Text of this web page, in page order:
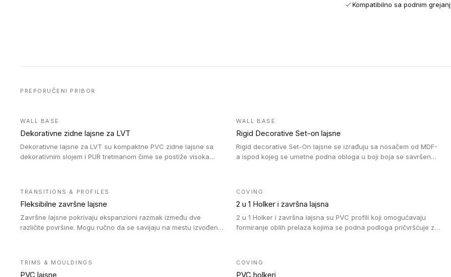
Kompatibilno sa podnim
PREPORUČENI PRIBOR
WALL BASE
Dekorativne zidne lajsne za LVT
Dekorativne lajsne za LVT su kompaktne PVC zidne lajsne sa
dekorativnim slojem i PUR tretmanom čime se postiže visoka
WALL BASE
Rigid Decorative Set-on lajsne
Rigid decorative Set-On lajsne se izrađuju sa nosačem od MDF-
a ispod kojeg se umetne podna obloga u boji boja se savršeno
TRANSITIONS & PROFILES
Fleksibilne završne lajsne
Završne lajsne pokrivaju ekspanzioni razmak između dve
različite površine. Mogu ručno da se savijaju na mestu izvođenja
COVING
2 u 1 Holker i završna lajsna
2 u 1 Holker i završna lajsna su PVC profili koji omogućavaju
formiranje oblih prelaza kojima se podna podloga pričvršćuje za
TRIMS & MOULDINGS
PVC lajsne
COVING
PVC holkeri